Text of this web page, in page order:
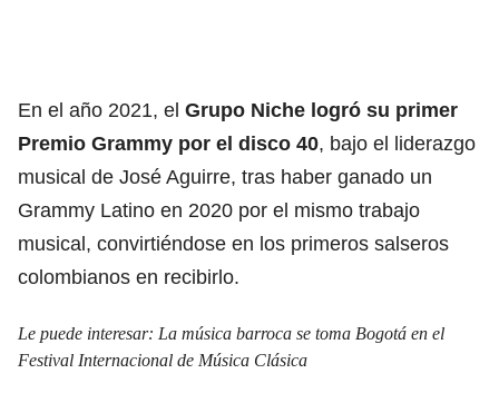
En el año 2021, el Grupo Niche logró su primer
Premio Grammy por el disco 40, bajo el liderazgo
musical de José Aguirre, tras haber ganado un
Grammy Latino en 2020 por el mismo trabajo
musical, convirtiéndose en los primeros salseros
colombianos en recibirlo.
Le puede interesar: La música barroca se toma Bogotá en el
Festival Internacional de Música Clásica